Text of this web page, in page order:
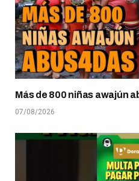
Más de 800 niñas awajún
07/08/2026